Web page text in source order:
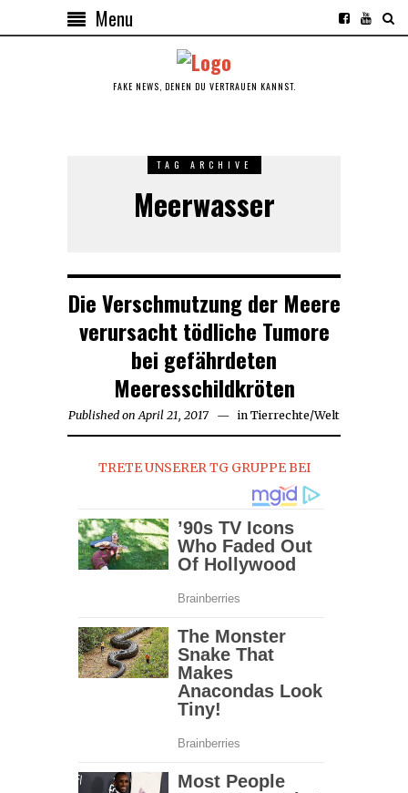
Menu
FAKE NEWS, DENEN DU VERTRAUEN KANNST.
TAG ARCHIVE
Meerwasser
Die Verschmutzung der Meere
verursacht tödliche Tumore
bei gefährdeten
Meeresschildkröten
Published on April 21, 2017 April in Tierrechte/Welt
TRETE UNSERER TG GRUPPE BEI